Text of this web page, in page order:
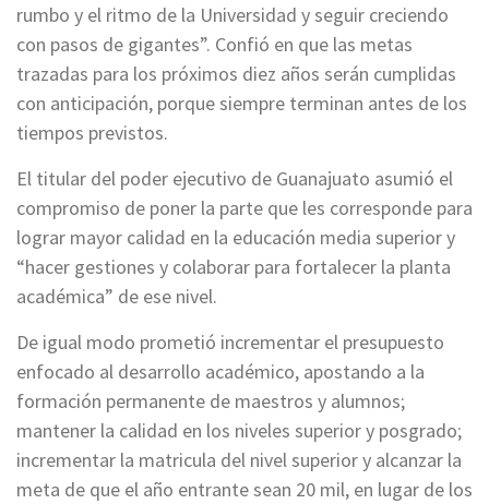
rumbo y el ritmo de la Universidad y seguir creciendo
con pasos de gigantes”. Confió en que las metas
trazadas para los próximos diez años serán cumplidas
con anticipación, porque siempre terminan antes de los
tiempos previstos.
El titular del poder ejecutivo de Guanajuato asumió el
compromiso de poner la parte que les corresponde para
lograr mayor calidad en la educación media superior y
“hacer gestiones y colaborar para fortalecer la planta
académica” de ese nivel.
De igual modo prometió incrementar el presupuesto
enfocado al desarrollo académico, apostando a la
formación permanente de maestros y alumnos;
mantener la calidad en los niveles superior y posgrado;
incrementar la matricula del nivel superior y alcanzar la
meta de que el año entrante sean 20 mil, en lugar de los